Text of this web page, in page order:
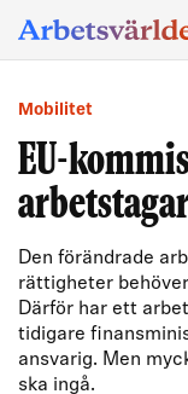
Mobilitet
EU-
Den förändrade
rättigheter
Därför har ett
tidigare
ansvarig. Men
ska ingå.